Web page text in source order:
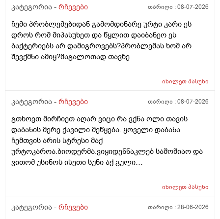
შედეგს იბ ის ექიმთან მაომც ჩავიდეს თუ თავის
იბნის ექიმყან რომ დ ვიტამინი გაიკეთოს და უბნის
ექიმის დანიშნულებას ვენდო ის ხომ კარდიოლოგი
არაა თან დიდათ რომ ვაკვირდები არაა მცოდნე ამ
მხრივ და ვერ ვენდობი და ხომ არავნებს მამას დ
სარისკოა?მის კარდიოლოგა ვერ დავირეკავ ან
კატეგორია - რჩევები თარიღი :08-07-2026
ჩემი პრობლემებიდან გამომდინარე ურტი კარი ეს
დროს რომ მიპასუხეთ და წყლით დაიბანეო ეს
ბაქტერიებს არ დამიგროვებს?პრობლემას ხომ არ
შევქმნი ამიყ?მაგალოთად თავზე
იხილეთპასუხი
კატეგორია - რჩევები თარიღი :08-07-2026
გთხოვთ მირჩიეთ აღარ ვიცი რა ვქნა ოლი თავის
დაბანის მერე ქავილი მეწყება. ყოველი დაბანა
ჩემთვის არის სტრესი მაქ
ურტოკაროა.ბიოდერმა.ვიყიდენნაკლებ საშოშიაო და
ვითომ უსინოს ისეთი სუნი აქ გული
დამატენიანებელი შამპუნიც მაგრამ ყველაფერზე
შემიხლია ვიტანკები.რამე მირჩიეთ დამპუნი რა რომ
იხილეთპასუხი
კატეგორია - რჩევები თარიღი :28-06-2026